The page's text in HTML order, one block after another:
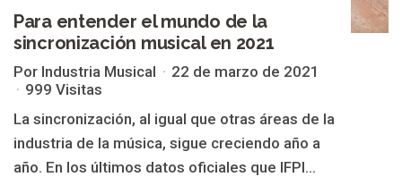
Para entender el mundo de la
sincronización musical en 2021
Por Industria Musical
22 de marzo de 2021
999 Visitas
La sincronización, al igual que otras áreas de la
industria de la música, sigue creciendo año a
año. En los últimos datos oficiales que IFPI...